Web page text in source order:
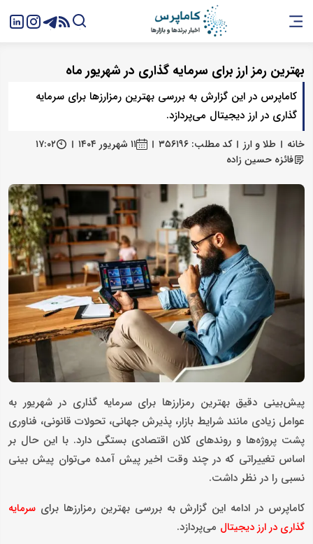
بهترین رمز ارز برای سرمایه گذاری در شهریور ماه
کاماپرس در این گزارش به بررسی بهترین رمزارزها برای سرمایه
گذاری در ارز دیجیتال می‌پردازد.
خانه طلا و ارز کد مطلب: ۳۵۶۱۹۶ ۱۱ شهریور ۱۴۰۴
۱۷:۰۲
فائزه حسین زاده
پیش‌بینی دقیق بهترین رمزارزها برای سرمایه گذاری در شهریور به
عوامل زیادی مانند شرایط بازار، پذیرش جهانی، تحولات قانونی، فناوری
پشت پروژه‌ها و روندهای کلان اقتصادی بستگی دارد. با این حال بر
اساس تغییراتی که در چند وقت اخیر پیش آمده می‌توان پیش بینی
نسبی را در نظر داشت.
کاماپرس در ادامه این گزارش به بررسی بهترین رمزارزها برای سرمایه
گذاری در ارز دیجیتال می‌پردازد.